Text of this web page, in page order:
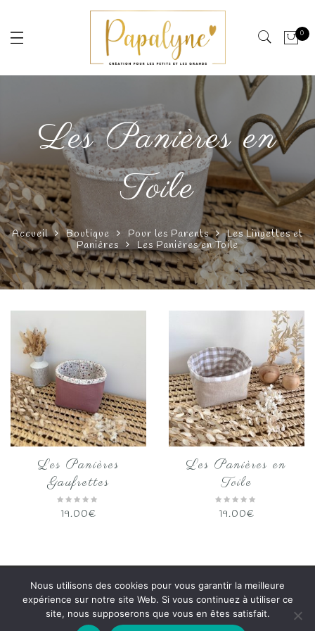
0
Les Panières en
Toile
Accueil Boutique Pour les Parents
Les Lingettes et
Panières
Les Panières en Toile
Les Panières
Gaufrettes
19.00€
Les Panières en
Toile
19.00€
Copyright 2020PapalyneTous droits réservés.
Nous utilisons des cookies pour vous garantir la meilleure
expérience sur notre site Web. Si vous continuez à utiliser ce
site, nous supposerons que vous en êtes satisfait.